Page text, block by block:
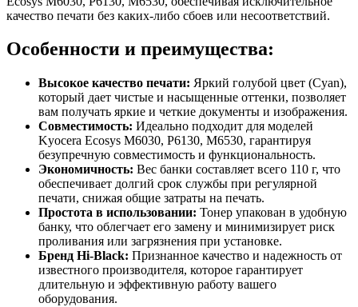
качество печати без каких-либо сбоев или несоответствий.
Особенности и преимущества:
Высокое качество печати: Яркий голубой цвет (Cyan),
который дает чистые и насыщенные оттенки, позволяет
вам получать яркие и четкие документы и изображения.
Совместимость: Идеально подходит для моделей
Kyocera Ecosys M6030, P6130, M6530, гарантируя
безупречную совместимость и функциональность.
Экономичность: Вес банки составляет всего 110 г, что
обеспечивает долгий срок службы при регулярной
печати, снижая общие затраты на печать.
Простота в использовании: Тонер упакован в удобную
банку, что облегчает его замену и минимизирует риск
проливания или загрязнения при установке.
Бренд Hi-Black: Признанное качество и надежность от
известного производителя, которое гарантирует
длительную и эффективную работу вашего
оборудования.